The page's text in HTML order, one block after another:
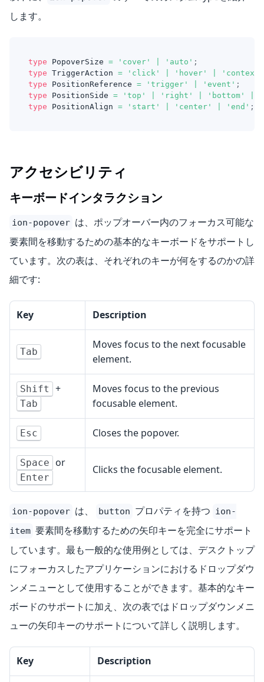
します。
type PopoverSize = 'cover' 'auto' ;
type TriggerAction = 'click' 'hover'
'context-
type
PositionReference = 'trigger' 'event' ;
type
PositionSide = 'top' 'right' 'bottom'
type
PositionAlign = 'start' 'center' 'end' ;
アクセシビリティ
キーボードインタラクション
ion-popover は、ポップオーバー内のフォーカス可能な
要素間を移動するための基本的なキーボードをサポートし
ています。次の表は、それぞれのキーが何をするのかの詳
細です:
Key Description
Tab
Moves focus to the next focusable
element.
Shift +
Tab
Moves focus to the previous
focusable element.
Esc Closes the popover.
Space or
Enter
Clicks the focusable element.
ion-popover は、 button プロパティを持つ ion-
item 要素間を移動するための矢印キーを完全にサポート
しています。最も一般的な使用例としては、デスクトップ
にフォーカスしたアプリケーションにおけるドロップダウ
ンメニューとして使用することができます。基本的なキー
ボードのサポートに加え、次の表ではドロップダウンメニ
ューの矢印キーのサポートについて詳しく説明します。
Key Description